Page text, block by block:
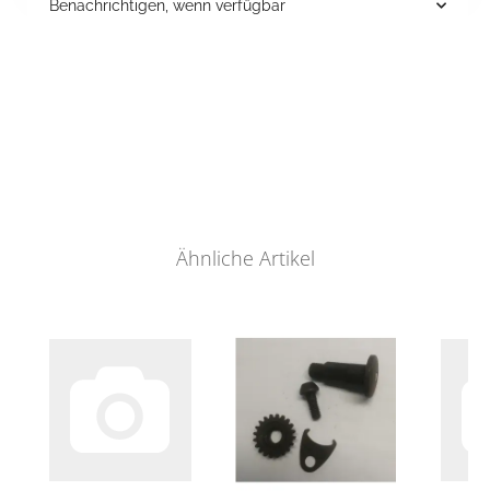
Benachrichtigen, wenn verfügbar
Ähnliche Artikel